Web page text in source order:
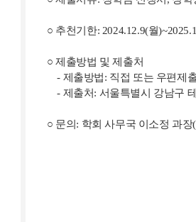
○ 추천기한: 2024.12.9(월
○ 제출방법 및 제출처
- 제출방법: 직접 또는 우편제
- 제출처: 서울특별시 강남구
○ 문의: 학회 사무국 이소정 과장